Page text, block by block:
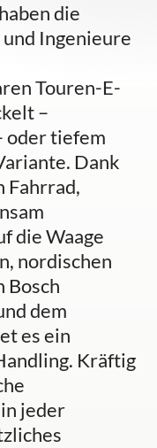
die
Ingenieure
Touren-E-
–
oder tiefem
Dank
Fahrrad,
die Waage
nordischen
Bosch
dem
es ein
Kräftig
jeder